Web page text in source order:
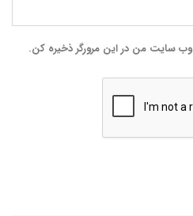
سایت من در این مرورگر ذخیره کن.